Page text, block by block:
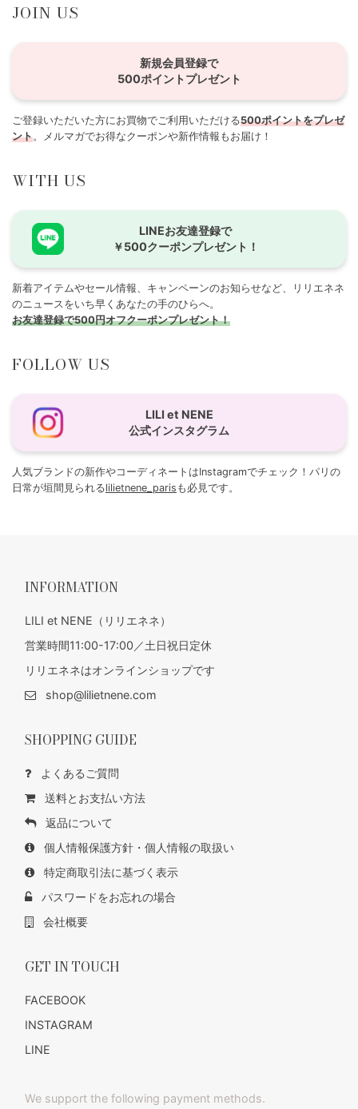
JOIN US
新規会員登録で
500ポイントプレゼント
ご登録いただいた方にお買物でご利用いただける500ポイントをプレゼ
ント。メルマガでお得なクーポンや新作情報もお届け！
WITH US
LINEお友達登録で
￥500クーポンプレゼント！
新着アイテムやセール情報、キャンペーンのお知らせなど、リリエネネ
のニュースをいち早くあなたの手のひらへ。
お友達登録で500円オフクーポンプレゼント！
FOLLOW US
LILI et NENE
公式インスタグラム
人気ブランドの新作やコーディネートはInstagramでチェック！パリの
日常が垣間見られるlilietnene_paris も必見です。
INFORMATION
LILI et NENE（リリエネネ）
営業時間11:00-17:00／土日祝日定休
リリエネネはオンラインショップです
shop@lilietnene.com
SHOPPING GUIDE
よくあるご質問
送料とお支払い方法
返品について
個人情報保護方針・個人情報の取扱い
特定商取引法に基づく表示
パスワードをお忘れの場合
会社概要
GET IN TOUCH
FACEBOOK
INSTAGRAM
LINE
We support the following payment methods.